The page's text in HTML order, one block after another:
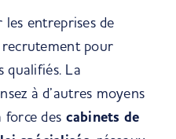
entreprises de
recrutement pour
qualifiés. La
à d’autres moyens
des cabinets de